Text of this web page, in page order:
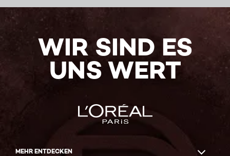
WIR SIND ES
UNS WERT
MEHR ENTDECKEN